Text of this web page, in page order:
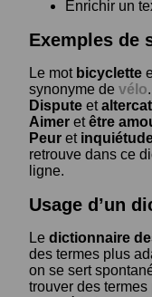
Enrichir un
Exemples de
Le mot bicyclette
synonyme de vélo.
Dispute et
Aimer etêtre
Peur et
retrouve dans ce
ligne.
Usage d’un
Le dictionnaire
des termes plus
on se sert
trouver des